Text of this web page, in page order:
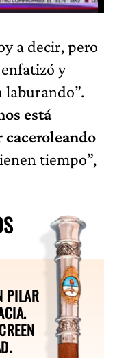
a decir, pero
y
laburando”.
está
caceroleando
tiempo”,
PILAR